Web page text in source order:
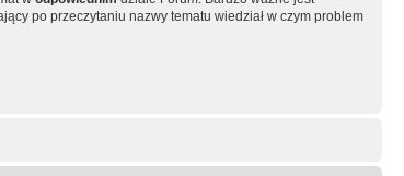
po przeczytaniu nazwy tematu wiedział w czym problem